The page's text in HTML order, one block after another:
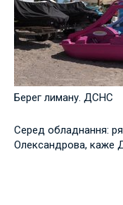
Берег лиману. ДСНС
Серед обладнання:
Олександрова, каже